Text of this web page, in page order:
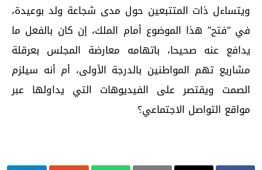
ويتساءل ذات المتتبعين حول مدى شجاعة ولد بوعيدة،
في “فتح” هذا الموضوع أمام الملك، إن كان بالفعل ما
يدافع عنه صحيحا، باتهامه معارضة المجلس بعرقلة
مشاريع تهم المواطنين بالدرجة الأولى، أم أنه سيلزم
الصمت ويقتصر على الفيديوهات التي يداولها عبر
مواقع التواصل الاجتماعي؟